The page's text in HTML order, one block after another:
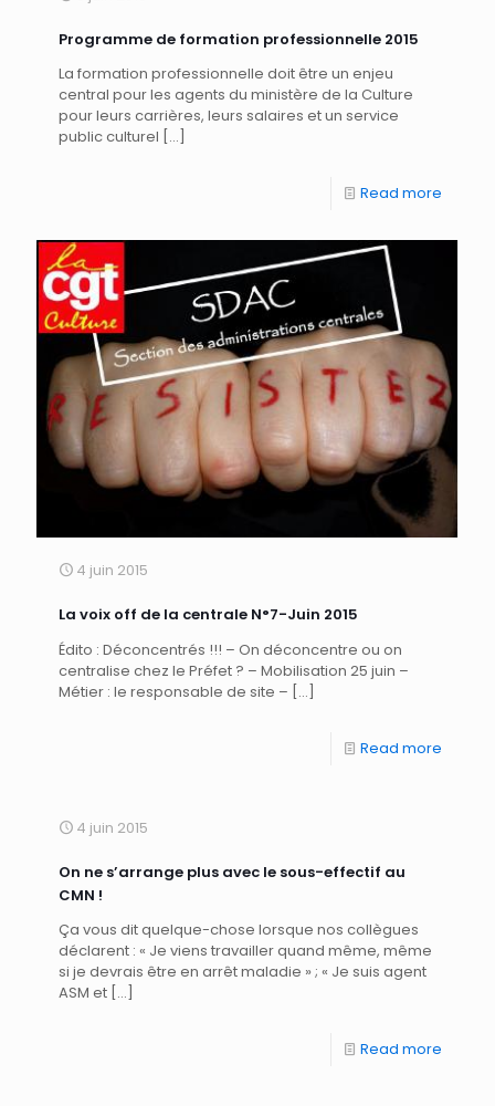
Programme de formation professionnelle 2015
La formation professionnelle doit être un enjeu
central pour les agents du ministère de la Culture
pour leurs carrières, leurs salaires et un service
public culturel […]
Read more
4 juin 2015
La voix off de la centrale N°7-Juin 2015
Édito : Déconcentrés !!! – On déconcentre ou on
centralise chez le Préfet ? – Mobilisation 25 juin –
Métier : le responsable de site – […]
Read more
4 juin 2015
On ne s’arrange plus avec le sous-effectif au
CMN !
Ça vous dit quelque-chose lorsque nos collègues
déclarent : « Je viens travailler quand même, même
si je devrais être en arrêt maladie » ; « Je suis agent
ASM et […]
Read more